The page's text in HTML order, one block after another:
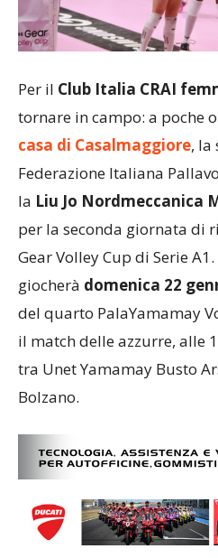
Per il Club Italia CRAI
tornare in campo: a poche
casa di Casalmaggiore, la
Federazione Italiana
la Liu Jo Nordmeccanica
per la seconda giornata di
Gear Volley Cup di Serie
giocherà domenica 22
del quarto PalaYamamay
il match delle azzurre, alle
tra Unet Yamamay Busto
Bolzano.